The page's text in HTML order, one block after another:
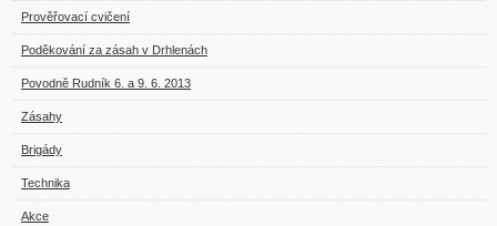
Prověřovací cvičení
Poděkování za zásah v Drhlenách
Povodně Rudník 6. a 9. 6. 2013
Zásahy
Brigády
Technika
Akce